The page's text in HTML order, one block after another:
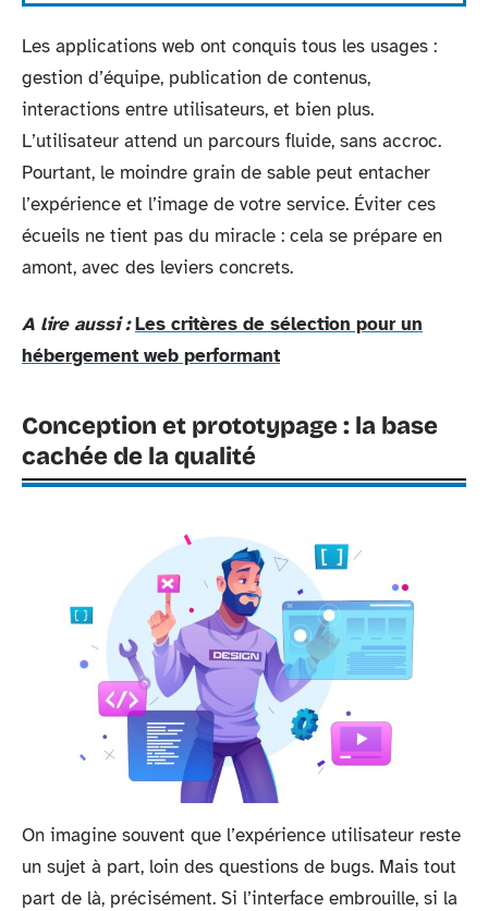
Les applications web ont conquis tous les usages :
gestion d’équipe, publication de contenus,
interactions entre utilisateurs, et bien plus.
L’utilisateur attend un parcours fluide, sans accroc.
Pourtant, le moindre grain de sable peut entacher
l’expérience et l’image de votre service. Éviter ces
écueils ne tient pas du miracle : cela se prépare en
amont, avec des leviers concrets.
A lire aussi : Les critères de sélection pour un
hébergement web performant
Conception et prototypage : la base
cachée de la qualité
On imagine souvent que l’expérience utilisateur reste
un sujet à part, loin des questions de bugs. Mais tout
part de là, précisément. Si l’interface embrouille, si la